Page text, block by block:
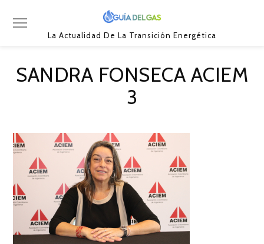
La Actualidad De La Transición Energética
SANDRA FONSECA ACIEM
3